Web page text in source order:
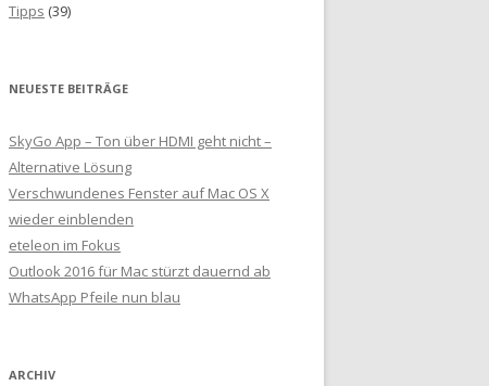
Tipps (39)
NEUESTE BEITRÄGE
SkyGo App – Ton über HDMI geht nicht –
Alternative Lösung
Verschwundenes Fenster auf Mac OS X
wieder einblenden
eteleon im Fokus
Outlook 2016 für Mac stürzt dauernd ab
WhatsApp Pfeile nun blau
ARCHIV